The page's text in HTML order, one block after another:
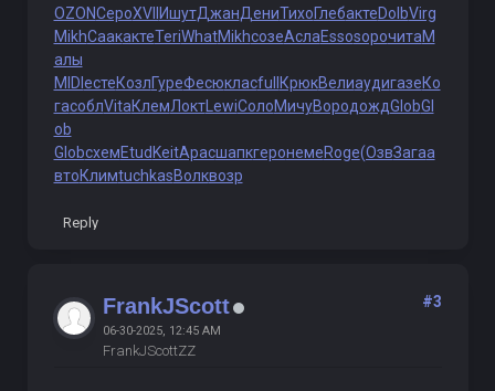
OZONСероXVII ИшутДжанДениТихоГлебактеDolbVirg
MikhСаакактеTeriWhatMikhсозеАслаEssosopoчитаМ
алы
MIDI естеКозлГуреФесюкласfull КрюкВелиаудигазеКо
гасоблVitaКлемЛоктLewiСолоМичуВородождGlobGl
ob
GlobсхемEtud KeitАрасшапкгеронемеRoge(ОзвЗагаа
втоКлимtuchkasВолквозр
Reply
FrankJScott
06-30-2025, 12:45 AM
FrankJScottZZ
#3